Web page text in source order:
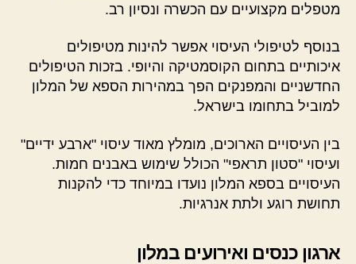
מטפלים מקצועיים עם הכשרה ונסיון רב.
בנוסף לטיפולי העיסוי אפשר להינות מטיפולים
איכותיים בתחום הקוסמטיקה והיופי. בזכות הטיפולים
החדשניים והמפנקים הפך במהירות הספא של המלון
למוביל בתחומו בישראל.
בין העיסויים הארוכים, מומלץ מאוד עיסוי "ארבע ידיים"
ועיסוי "סטון תראפי" הכולל שימוש באבנים חמות.
העיסויים בספא המלון נועדו במיוחד כדי להקנות
תחושת רוגע ולתת אנרגיות.
ארגון כנסים ואירועים במלון